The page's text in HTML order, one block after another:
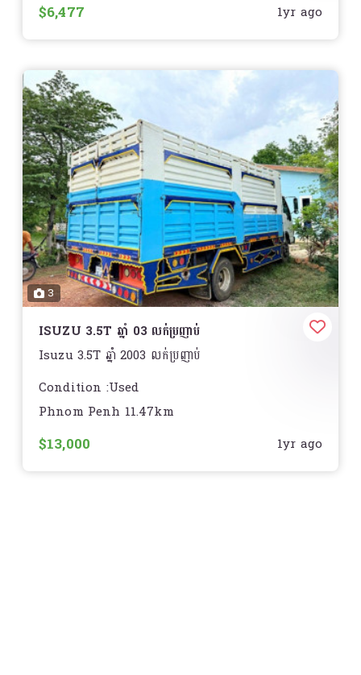
ឆ្នាំ97 .ប៉ុងធំ.
$6,477 1yr ago
3
ISUZU 3.5T ឆ្នាំ 03 លក់ប្រញាប់
Isuzu 3.5T ឆ្នាំ 2003 លក់ប្រញាប់
Condition :Used
Body Type :Medium Truck
ឡាននៅស្អាតទាំងអស់ តាំងពីរៀបហើយដឹកបាន 2 ជើងគត់
Phnom Penh 11.47km
$13,000 1yr ago